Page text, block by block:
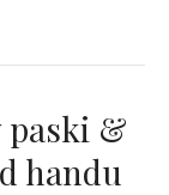
paski &
handu